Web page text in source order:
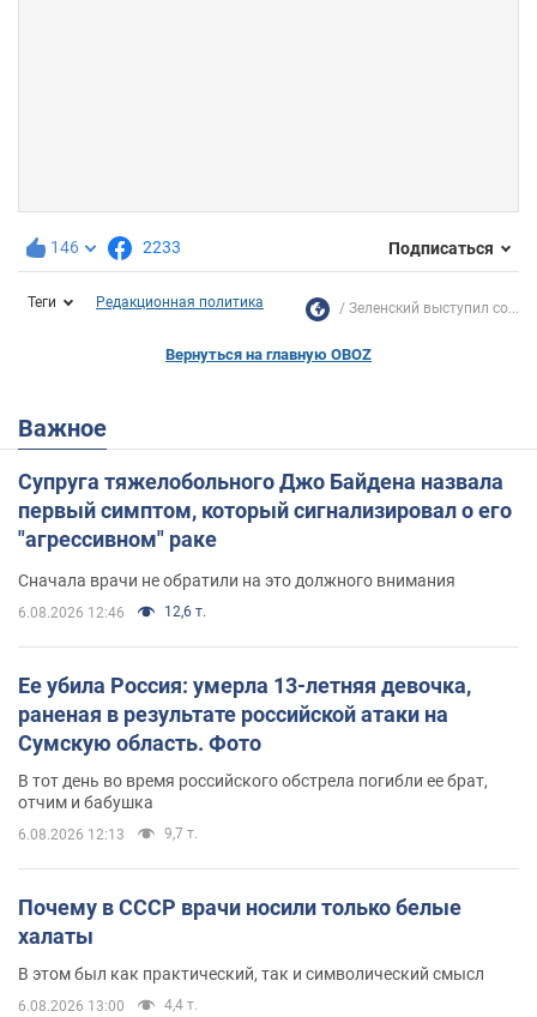
146 2233 Подписаться
Теги Редакционная политика Зеленский выступил со...
Вернуться на главную OBOZ
Важное
Супруга тяжелобольного Джо Байдена назвала
первый симптом, который сигнализировал о его
"агрессивном" раке
Сначала врачи не обратили на это должного внимания
6.08.2026 12:46 12,6 т.
Ее убила Россия: умерла 13-летняя девочка,
раненая в результате российской атаки на
Сумскую область. Фото
В тот день во время российского обстрела погибли ее брат,
отчим и бабушка
6.08.2026 12:13 9,7 т.
Почему в СССР врачи носили только белые
халаты
В этом был как практический, так и символический смысл
6.08.2026 13:00 4,4 т.